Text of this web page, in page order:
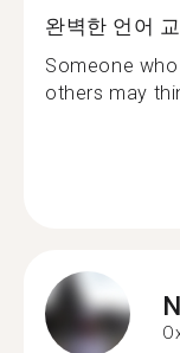
완벽한 언어
Someone
others may